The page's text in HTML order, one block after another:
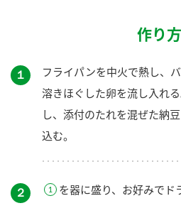
作り方
１
フライパンを中火で熱し、
溶きほぐした卵を流し入れ
し、添付のたれを混ぜた納
込む。
２ を器に盛り、お好みでド